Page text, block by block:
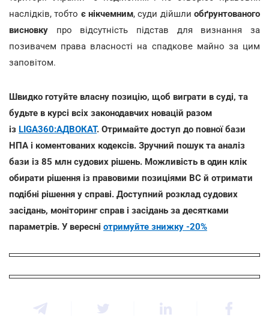
наслідків, тобто є нікчемним, суди дійшли обґрунтованого
висновку про відсутність підстав для визнання за
позивачем права власності на спадкове майно за цим
заповітом.
Швидко готуйте власну позицію, щоб виграти в суді, та
будьте в курсі всіх законодавчих новацій разом
із LIGA360:АДВОКАТ. Отримайте доступ до повної бази
НПА і коментованих кодексів. Зручний пошук та аналіз
бази із 85 млн судових рішень. Можливість в один клік
обирати рішення із правовими позиціями ВС й отримати
подібні рішення у справі. Доступний розклад судових
засідань, моніторинг справ і засідань за десятками
параметрів. У вересні отримуйте знижку -20%